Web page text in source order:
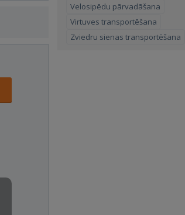
Velosipēdu pārvadāšana
Virtuves transportēšana
Zviedru sienas transportēšana